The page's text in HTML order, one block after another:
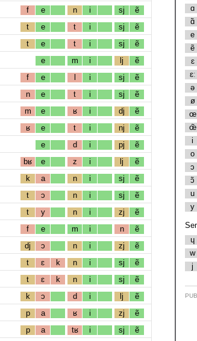
f e n i sj ẽ
t e t i sj ẽ
t e t i sj ẽ
e m i lj ẽ
f e l i sj ẽ
n e t i sj ẽ
m e ʁ i dj ẽ
ʁ e t i nj ẽ
e d i pj ẽ
bʁ e z i lj ẽ
k a n i sj ẽ
t ɔ n i sj ẽ
t y n i zj ẽ
f e m i n ẽ
dj ɔ n i zj ẽ
t ɛ k n i sj ẽ
t ɛ k n i sj ẽ
k ɔ d i lj ẽ
p a ʁ i zj ẽ
p a tʁ i sj ẽ
ɑ
ɑ̃
e
ẽ
ɛ
ɛː
ə
ø
œ
œ̃
i
o
ɔ
ɔ̃
u
y
ɥ
w
j